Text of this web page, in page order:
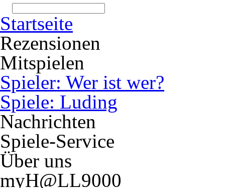
Startseite
Rezensionen
Mitspielen
Spieler: Wer ist wer?
Spiele: Luding
Nachrichten
Spiele-Service
Über uns
myH@LL9000